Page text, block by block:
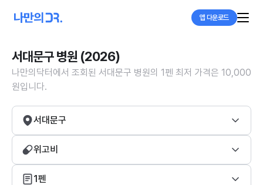
앱 다운로드
서대문구 병원 (2026)
나만의닥터에서 조회된 서대문구 병원의 1펜 최저 가격은 10,000
원입니다.
서대문구
위고비
1펜